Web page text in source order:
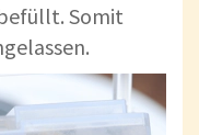
Somit